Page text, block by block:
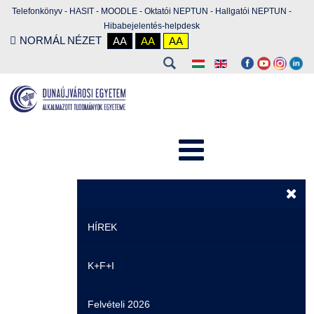
Telefonkönyv - HASIT - MOODLE - Oktatói NEPTUN - Hallgatói NEPTUN -
Hibabejelentés-helpdesk
NORMÁL NÉZET AA AA AA
HÍREK
Hírek
Események
K+F+I
Felvételi 2026